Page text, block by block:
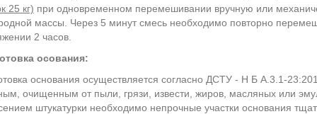
25 кг) при одновременном перемешивании вручную или
массы. Через 5 минут смесь необходимо повторно
2 часов.
осования:
основания осуществляется согласно ДСТУ - Н Б А.3.1-
очищенным от пыли, грязи, извести, жиров, масляных или
штукатурки необходимо непрочные участки основания